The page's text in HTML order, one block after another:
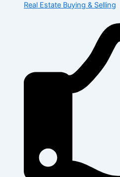
Real Estate Buying & Selling